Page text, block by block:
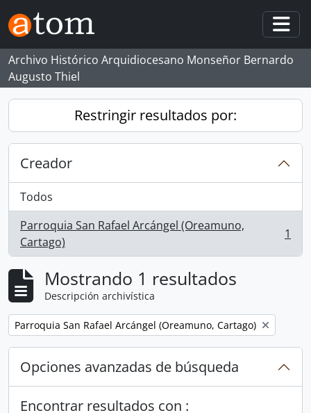
Skip to main content
Archivo Histórico Arquidiocesano Monseñor Bernardo
Augusto Thiel
Restringir resultados por:
Creador
Todos
Parroquia San Rafael Arcángel (Oreamuno,
Cartago)
, 1 resultados 1
Mostrando 1 resultados
Descripción archivística
Remove filter:
Parroquia San Rafael Arcángel (Oreamuno, Cartago)
Opciones avanzadas de búsqueda
Encontrar resultados con :